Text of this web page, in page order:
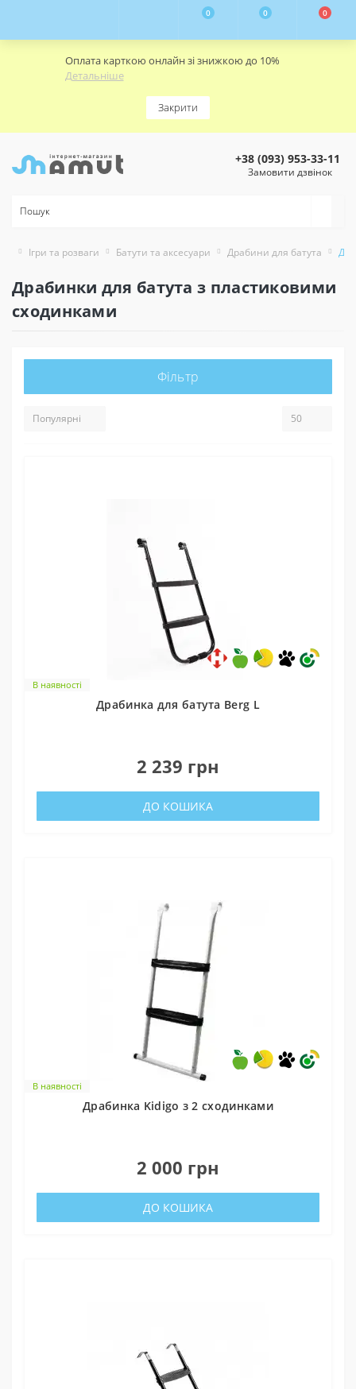
Оплата карткою онлайн зі знижкою до 10%
Детальніше
Закрити
0 0 0
+38 (093) 953-33-11
Замовити дзвінок
Ігри та розваги Батути та аксесуари Драбини для батута
Драбинки для батута з пластиковими
сходинками
Фільтр
В наявності
Драбинка для батута Berg L
2 239 грн
ДО КОШИКА
В наявності
Драбинка Kidigo з 2 сходинками
2 000 грн
ДО КОШИКА